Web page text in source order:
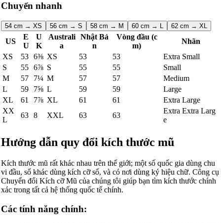
Chuyển nhanh
54 cm → XS 56 cm → S 58 cm → M 60 cm → L 62 cm → XL
US
E
U
U
K
Australi
a
Nhật Bả
n
Vòng đầu (c
m)
Nhãn
XS
53 6⅜ XS 53 53
Extra Small
S
55 6⅞ S 55 55
Small
M
57 7¼ M 57 57
Medium
L
59 7⅝ L 59 59
Large
XL
61 7⅞ XL 61 61
Extra Large
XX
L
63 8 XXL 63 63
Extra Extra Larg
e
Hướng dẫn quy đổi kích thước mũ
Kích thước mũ rất khác nhau trên thế giới; một số quốc gia dùng chu
vi đầu, số khác dùng kích cỡ số, và có nơi dùng ký hiệu chữ. Công cụ
Chuyển đổi Kích cỡ Mũ của chúng tôi giúp bạn tìm kích thước chính
xác trong tất cả hệ thống quốc tế chính.
Các tính năng chính: